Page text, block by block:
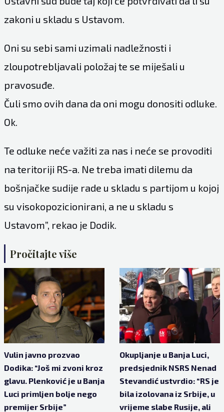
zakoni u skladu s Ustavom.
Oni su sebi sami uzimali nadležnosti i
zloupotrebljavali položaj te se miješali u
pravosuđe.
Čuli smo ovih dana da oni mogu donositi odluke.
Ok.
Te odluke neće važiti za nas i neće se provoditi
na teritoriji RS-a. Ne treba imati dilemu da
bošnjačke sudije rade u skladu s partijom u kojoj
su visokopozicionirani, a ne u skladu s
Ustavom”, rekao je Dodik.
Pročitajte više
Vulin javno prozvao
Dodika: “Još mi zvoni kroz
glavu. Plenković je u Banja
Luci primljen bolje nego
premijer Srbije”
Okupljanje u Banja Luci,
predsjednik NSRS Nenad
Stevandić ustvrdio: “RS je
bila izolovana iz Srbije, u
vrijeme slabe Rusije, ali